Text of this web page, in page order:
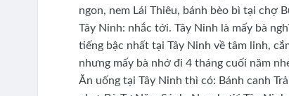
ngon, nem Lái Thiêu, bánh bèo bì tại chợ
Tây Ninh: nhắc tới. Tây Ninh là mấy bà
tiếng bậc nhất tại Tây Ninh về tâm linh,
nhưng mấy bà nhớ đi 4 tháng cuối năm
Ăn uống tại Tây Ninh thì có: Bánh canh